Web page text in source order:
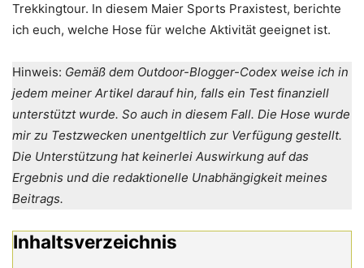
Trekkingtour. In diesem Maier Sports Praxistest, berichte
ich euch, welche Hose für welche Aktivität geeignet ist.
Hinweis: Gemäß dem Outdoor-Blogger-Codex weise ich in
jedem meiner Artikel darauf hin, falls ein Test finanziell
unterstützt wurde. So auch in diesem Fall. Die Hose wurde
mir zu Testzwecken unentgeltlich zur Verfügung gestellt.
Die Unterstützung hat keinerlei Auswirkung auf das
Ergebnis und die redaktionelle Unabhängigkeit meines
Beitrags.
Inhaltsverzeichnis